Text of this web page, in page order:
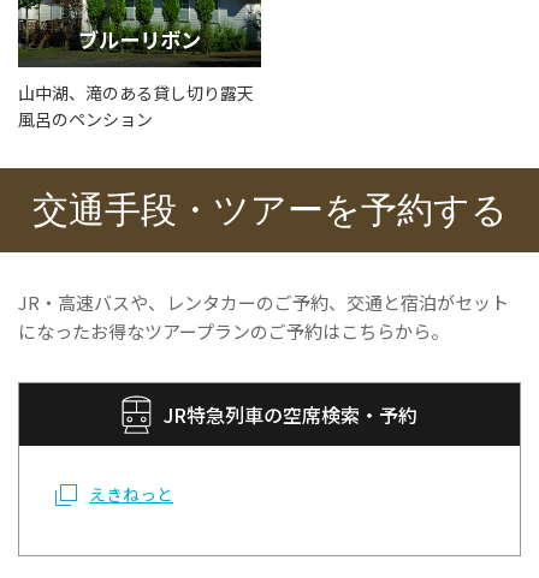
ブルーリボン
山中湖、滝のある貸し切り露天
風呂のペンション
交通手段・ツアーを予約する
JR・高速バスや、レンタカーのご予約、交通と宿泊がセット
になったお得なツアープランのご予約はこちらから。
JR特急列車の空席検索・予約
えきねっと